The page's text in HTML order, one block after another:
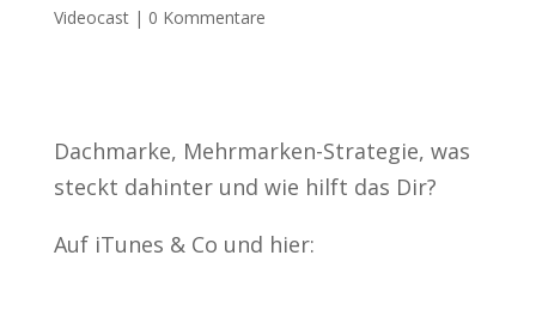
Videocast| 0 Kommentare
Dachmarke, Mehrmarken-Strategie, was
steckt dahinter und wie hilft das Dir?
Auf iTunes & Co und hier: